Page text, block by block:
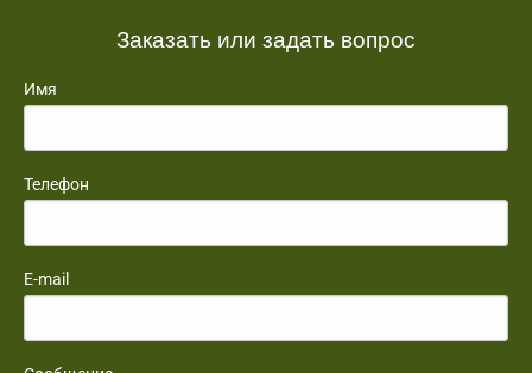
Заказать или задать вопрос
Имя
Телефон
E-mail